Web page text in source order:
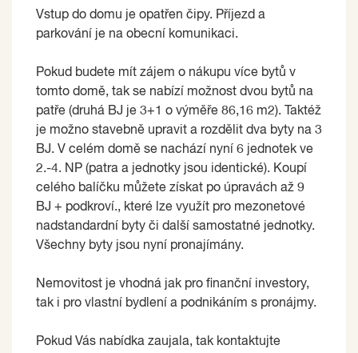
Vstup do domu je opatřen čipy. Příjezd a
parkování je na obecní komunikaci.
Pokud budete mít zájem o nákupu více bytů v
tomto domě, tak se nabízí možnost dvou bytů na
patře (druhá BJ je 3+1 o výměře 86,16 m2). Taktéž
je možno stavebně upravit a rozdělit dva byty na 3
BJ. V celém domě se nachází nyní 6 jednotek ve
2.-4. NP (patra a jednotky jsou identické). Koupí
celého balíčku můžete získat po úpravách až 9
BJ + podkroví., které lze využít pro mezonetové
nadstandardní byty či další samostatné jednotky.
Všechny byty jsou nyní pronajímány.
Nemovitost je vhodná jak pro finanční investory,
tak i pro vlastní bydlení a podnikáním s pronájmy.
Pokud Vás nabídka zaujala, tak kontaktujte